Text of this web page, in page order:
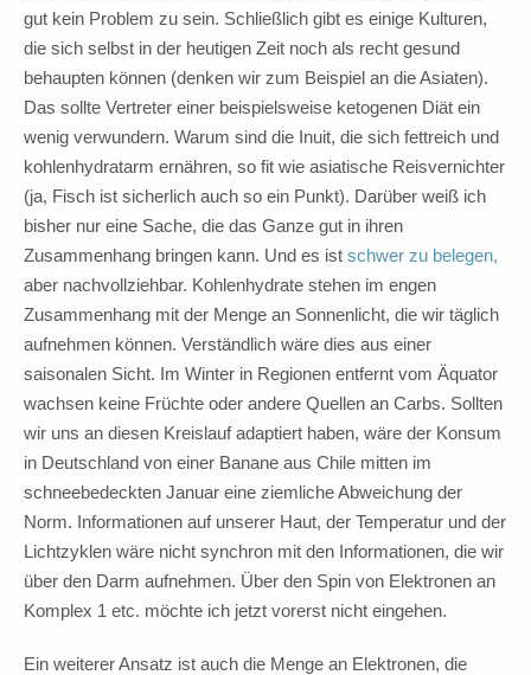
gut kein Problem zu sein. Schließlich gibt es einige Kulturen,
die sich selbst in der heutigen Zeit noch als recht gesund
behaupten können (denken wir zum Beispiel an die Asiaten).
Das sollte Vertreter einer beispielsweise ketogenen Diät ein
wenig verwundern. Warum sind die Inuit, die sich fettreich und
kohlenhydratarm ernähren, so fit wie asiatische Reisvernichter
(ja, Fisch ist sicherlich auch so ein Punkt). Darüber weiß ich
bisher nur eine Sache, die das Ganze gut in ihren
Zusammenhang bringen kann. Und es ist schwer zu belegen,
aber nachvollziehbar. Kohlenhydrate stehen im engen
Zusammenhang mit der Menge an Sonnenlicht, die wir täglich
aufnehmen können. Verständlich wäre dies aus einer
saisonalen Sicht. Im Winter in Regionen entfernt vom Äquator
wachsen keine Früchte oder andere Quellen an Carbs. Sollten
wir uns an diesen Kreislauf adaptiert haben, wäre der Konsum
in Deutschland von einer Banane aus Chile mitten im
schneebedeckten Januar eine ziemliche Abweichung der
Norm. Informationen auf unserer Haut, der Temperatur und der
Lichtzyklen wäre nicht synchron mit den Informationen, die wir
über den Darm aufnehmen. Über den Spin von Elektronen an
Komplex 1 etc. möchte ich jetzt vorerst nicht eingehen.
Ein weiterer Ansatz ist auch die Menge an Elektronen, die